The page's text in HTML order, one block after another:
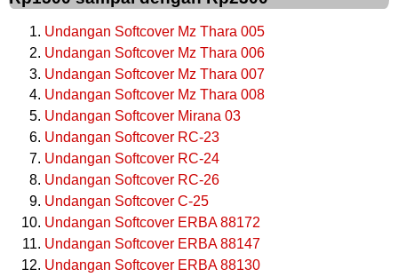
Undangan Softcover Mz Thara 005
Undangan Softcover Mz Thara 006
Undangan Softcover Mz Thara 007
Undangan Softcover Mz Thara 008
Undangan Softcover Mirana 03
Undangan Softcover RC-23
Undangan Softcover RC-24
Undangan Softcover RC-26
Undangan Softcover C-25
Undangan Softcover ERBA 88172
Undangan Softcover ERBA 88147
Undangan Softcover ERBA 88130